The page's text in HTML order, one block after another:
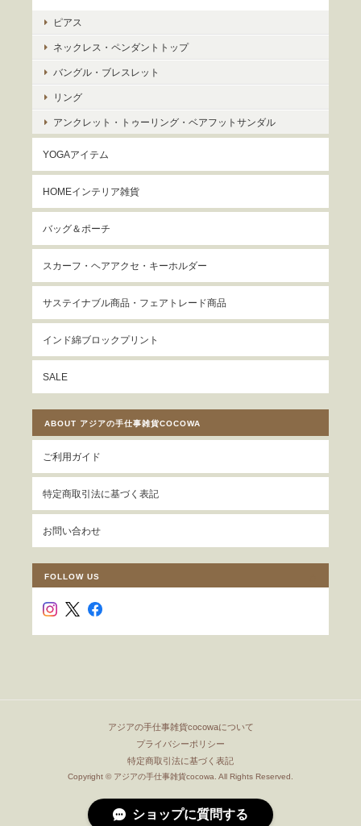
ピアス
ネックレス・ペンダントトップ
バングル・ブレスレット
リング
アンクレット・トゥーリング・ベアフットサンダル
YOGAアイテム
HOMEインテリア雑貨
バッグ＆ポーチ
スカーフ・ヘアアクセ・キーホルダー
サステイナブル商品・フェアトレード商品
インド綿ブロックプリント
SALE
ABOUT アジアの手仕事雑貨COCOWA
ご利用ガイド
特定商取引法に基づく表記
お問い合わせ
FOLLOW US
アジアの手仕事雑貨cocowaについて
プライバシーポリシー
特定商取引法に基づく表記
Copyright © アジアの手仕事雑貨cocowa. All Rights Reserved.
ショップに質問する